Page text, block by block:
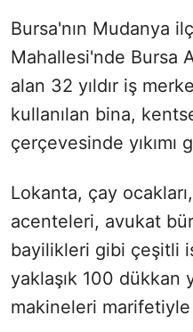
Bursa'nın Mudanya
Mahallesi'nde Bursa
alan 32 yıldır iş
kullanılan bina,
çerçevesinde yıkımı
Lokanta, çay
acenteleri, avukat
bayilikleri gibi çeşitli
yaklaşık 100 dükkan
makineleri marifetiyle